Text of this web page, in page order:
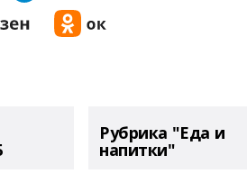
Рубрика "Еда и
напитки"